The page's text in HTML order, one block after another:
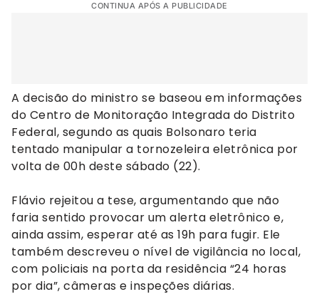
CONTINUA APÓS A PUBLICIDADE
A decisão do ministro se baseou em informações
do Centro de Monitoração Integrada do Distrito
Federal, segundo as quais Bolsonaro teria
tentado manipular a tornozeleira eletrônica por
volta de 00h deste sábado (22).
Flávio rejeitou a tese, argumentando que não
faria sentido provocar um alerta eletrônico e,
ainda assim, esperar até as 19h para fugir. Ele
também descreveu o nível de vigilância no local,
com policiais na porta da residência “24 horas
por dia”, câmeras e inspeções diárias.